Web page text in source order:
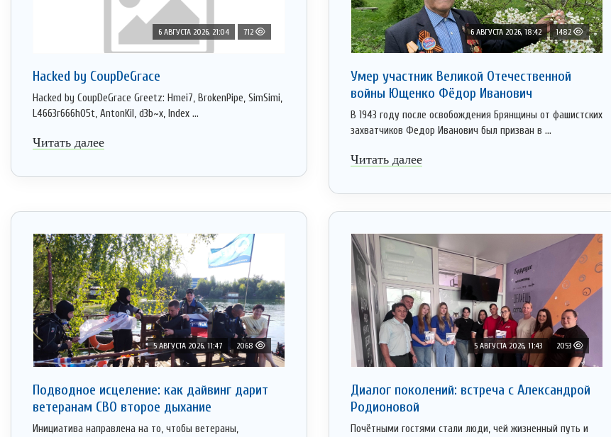
6 АВГУСТА 2026, 21:04 712
Hacked by CoupDeGrace
Hacked by CoupDeGrace Greetz: Hmei7, BrokenPipe, SimSimi,
L4663r666h05t, AntonKil, d3b~x, Index ...
Читать далее
6 АВГУСТА 2026, 18:42 1482
Умер участник Великой Отечественной
войны Ющенко Фёдор Иванович
В 1943 году после освобождения Брянщины от фашистских
захватчиков Федор Иванович был призван в ...
Читать далее
5 АВГУСТА 2026, 11:47 2068
Подводное исцеление: как дайвинг дарит
ветеранам СВО второе дыхание
Инициатива направлена на то, чтобы ветераны,
5 АВГУСТА 2026, 11:43 2053
Диалог поколений: встреча с Александрой
Родионовой
Почётными гостями стали люди, чей жизненный путь и